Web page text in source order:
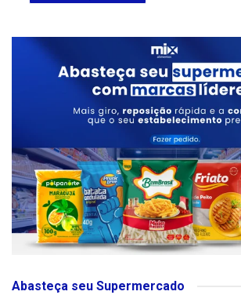
Abasteça seu Supermercado